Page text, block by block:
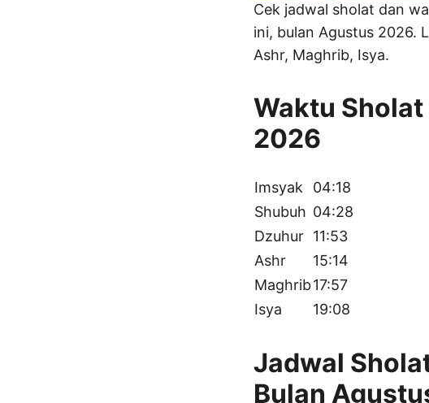
Cek jadwal sholat dan
ini, bulan Agustus 2026.
Ashr, Maghrib, Isya.
Waktu
2026
Imsyak
04:18
Shubuh 04:28
Dzuhur 11:53
Ashr
15:14
Maghrib17:57
Isya
19:08
Jadwal
Bulan